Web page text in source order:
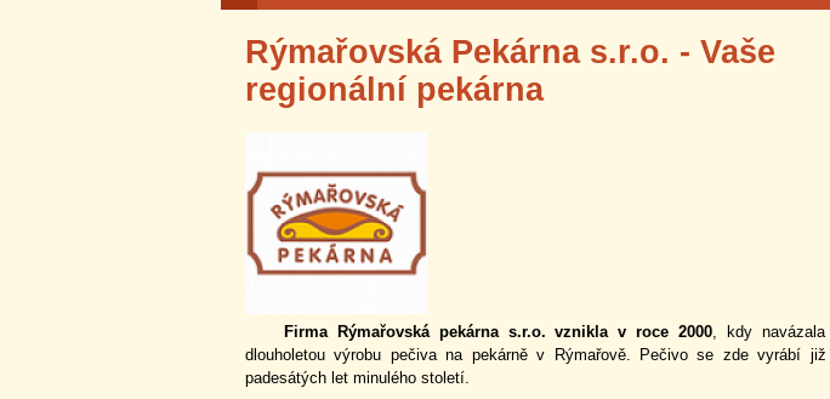
Rýmařovská Pekárna s.r.o. - Vaše
regionální pekárna
Firma Rýmařovská pekárna s.r.o. vznikla v roce 2000, kdy
dlouholetou výrobu pečiva na pekárně v Rýmařově. Pečivo se zde vyrábí již
padesátých let minulého století.